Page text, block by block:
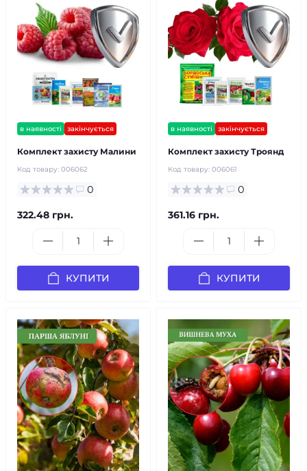
в наявності закінчується
Комплект захисту Малини
Код товару: 006062
0
322.48 грн.
КУПИТИ
в наявності закінчується
Комплект захисту Троянд
Код товару: 006061
0
361.16 грн.
КУПИТИ